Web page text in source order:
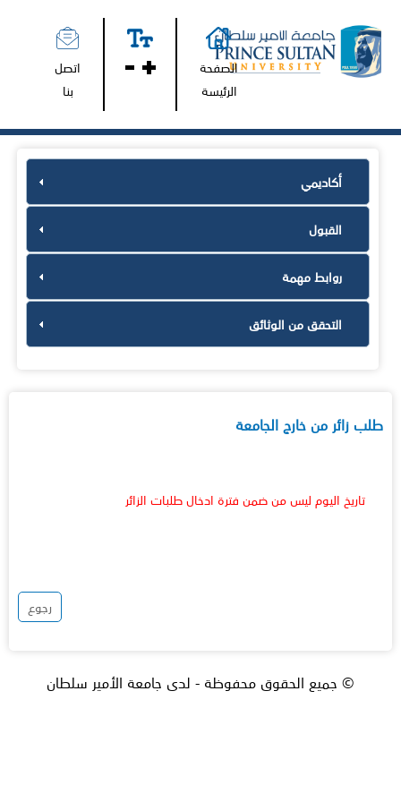
الصفحة
الرئيسة
اتصل
بنا
أكاديمي
القبول
روابط مهمة
التحقق من الوثائق
طلب زائر من خارج الجامعة
تاريخ اليوم ليس من ضمن فترة ادخال طلبات الزائر
رجوع
© جميع الحقوق محفوظة - لدى جامعة الأمير سلطان